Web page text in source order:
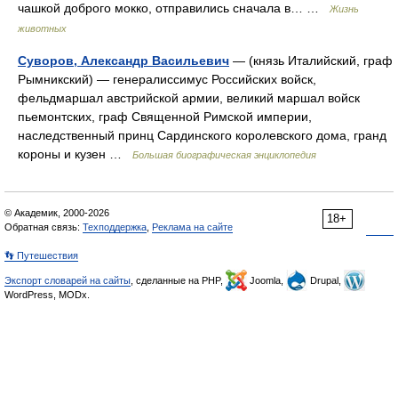
чашкой доброго мокко, отправились сначала в… …
Жизнь
животных
Суворов, Александр Васильевич — (князь Италийский, граф
Рымникский) — генералиссимус Российских войск,
фельдмаршал австрийской армии, великий маршал войск
пьемонтских, граф Священной Римской империи,
наследственный принц Сардинского королевского дома, гранд
короны и кузен …
Большая биографическая энциклопедия
18+
© Академик, 2000-2026
Обратная связь: Техподдержка Реклама на сайте
👣 Путешествия
Экспорт словарей на сайты , сделанные на PHP, Joomla,
Drupal,
WordPress, MODx.